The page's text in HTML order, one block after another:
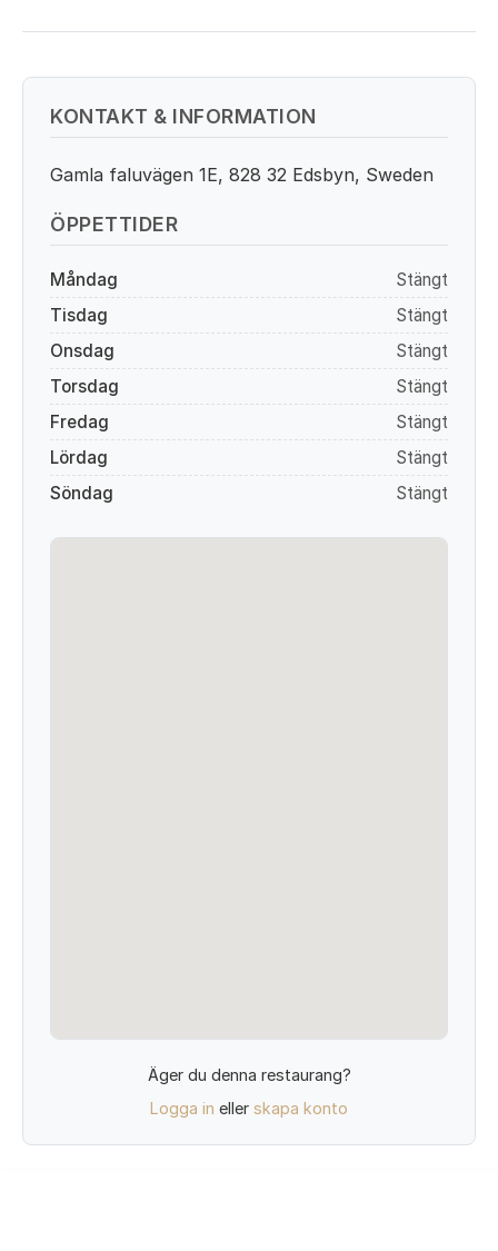
KONTAKT & INFORMATION
Gamla faluvägen 1E, 828 32 Edsbyn, Sweden
ÖPPETTIDER
Måndag
Stängt
Tisdag
Stängt
Onsdag
Stängt
Torsdag
Stängt
Fredag
Stängt
Lördag
Stängt
Söndag
Stängt
Äger du denna restaurang?
Logga in eller skapa konto